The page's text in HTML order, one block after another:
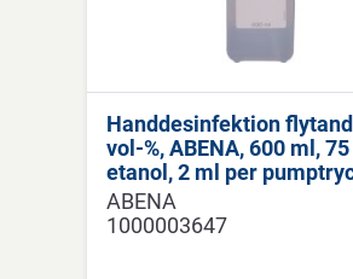
Handdesinfektion
vol-%, ABENA, 600 ml,
etanol, 2 ml per
ABENA
1000003647